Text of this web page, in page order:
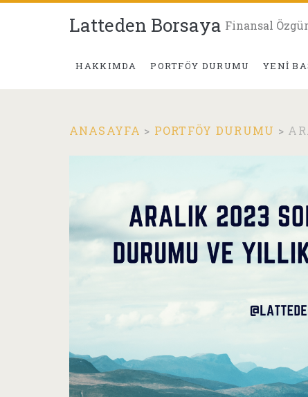
Latteden Borsaya Finansal
HAKKIMDA PORTFÖY DURUMU YENI
ANASAYFA > PORTFÖY DURUMU >